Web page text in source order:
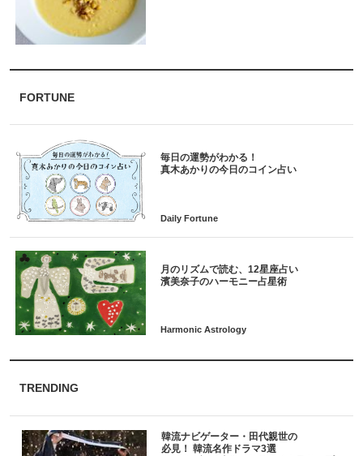
FORTUNE
毎日の運勢がわかる！
月のリズムで読む、12星座占い
TRENDING
韓流ナビゲーター・田代親世の
必見！ 韓流名作ドラマ3選